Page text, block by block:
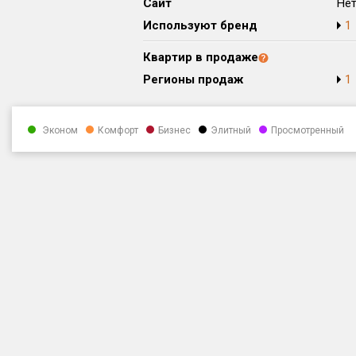
Сайт
Нет
Используют бренд
1
Квартир в продаже
Регионы продаж
1
Эконом Комфорт Бизнес Элитный Просмотренный